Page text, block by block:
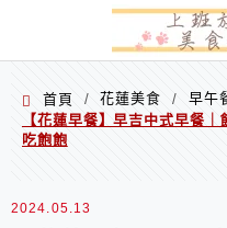
首頁 / 花蓮美食 / 早午
【花蓮早餐】早吉中式早餐
吃飽飽
2024.05.13